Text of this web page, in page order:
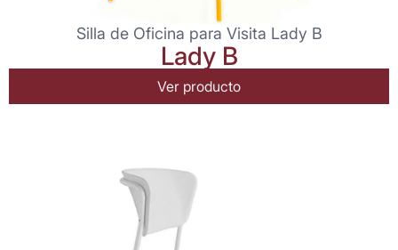
Silla de Oficina para Visita Lady B
Lady B
Ver producto